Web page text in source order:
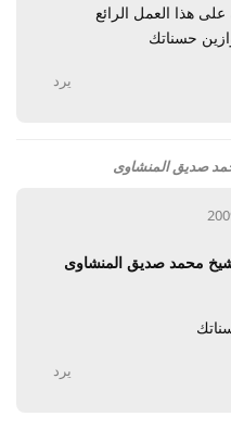
هذا العمل الرائع
حسناتك
يرد
يرد